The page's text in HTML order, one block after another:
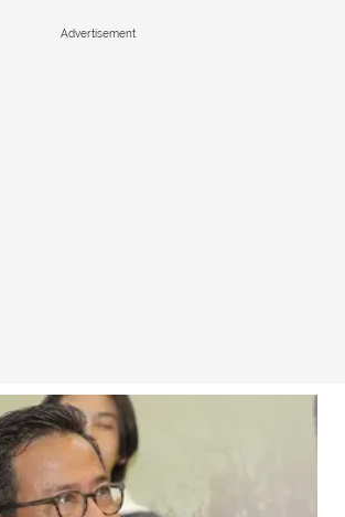
Advertisement